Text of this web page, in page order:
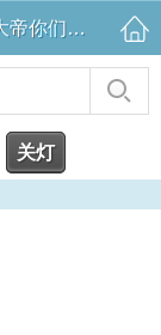
第53章 熊老大_逐我出圣族，转身成大帝你们哭什么？
关灯